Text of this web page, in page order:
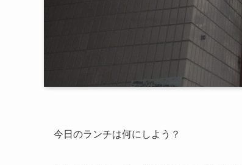
今日のランチは何にしよう？